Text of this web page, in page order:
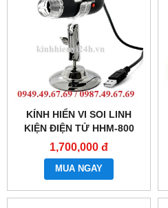
KÍNH HIỂN VI SOI LINH
KIỆN ĐIỆN TỬ HHM-800
1,700,000 đ
MUA NGAY